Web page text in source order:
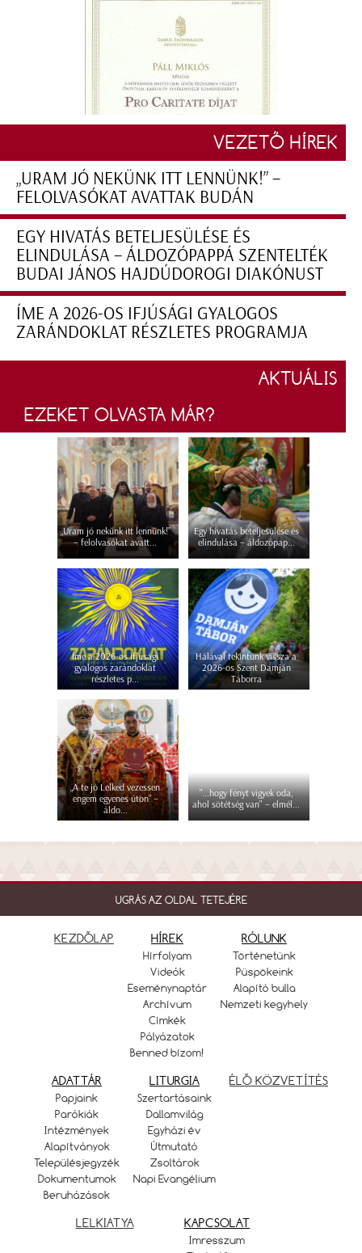
VEZETŐ HÍREK
„URAM JÓ NEKÜNK ITT LENNÜNK!” –
FELOLVASÓKAT AVATTAK BUDÁN
EGY HIVATÁS BETELJESÜLÉSE ÉS
ELINDULÁSA – ÁLDOZÓPAPPÁ SZENTELTÉK
BUDAI JÁNOS HAJDÚDOROGI DIAKÓNUST
ÍME A 2026-OS IFJÚSÁGI GYALOGOS
ZARÁNDOKLAT RÉSZLETES PROGRAMJA
AKTUÁLIS
EZEKET OLVASTA MÁR?
„Uram jó nekünk itt lennünk!”
– felolvasókat avatt...
Egy hivatás beteljesülése és
elindulása – áldozópap...
Íme a 2026-os ifjúsági
gyalogos zarándoklat
részletes p...
Hálával tekintünk vissza a
2026-os Szent Damján
Táborra
„A te jó Lelked vezessen
engem egyenes úton” –
áldo...
"...hogy fényt vigyek oda,
ahol sötétség van" – elmél...
UGRÁS AZ OLDAL TETEJÉRE
KEZDŐLAP HÍREK
Hírfolyam
Videók
Eseménynaptár
Archívum
Címkék
Pályázatok
Benned bízom!
RÓLUNK
Történetünk
Püspökeink
Alapító bulla
Nemzeti kegyhely
ADATTÁR
Papjaink
Parókiák
Intézmények
Alapítványok
Településjegyzék
Dokumentumok
Beruházások
LITURGIA
Szertartásaink
Dallamvilág
Egyházi év
Útmutató
Zsoltárok
Napi Evangélium
ÉLŐ KÖZVETÍTÉS
LELKIATYA KAPCSOLAT
Imresszum